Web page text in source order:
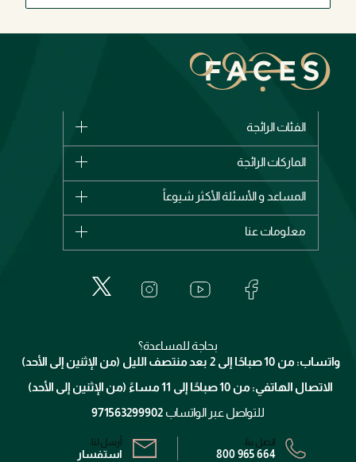
الفئات الرائجة
الأكثر مبيعاً
اشترِ بطاقة هدية
الماركات الرائجة
بربري
إيف سان لوران
المساعد و الأسئلة الأكثر شيوعاً
الإرجاع
معلومات عنا
خدمات المعارض
برنامج الولاء ميوز
الشروط و الأحكام
سياسة الخصوصية
بحاجة للمساعدة؟
واتساب: من 10 صباحًا إلى 2 بعد منتصف الليل (من الإثنين إلى الأحد)
الاتصال الهاتفي: من 10 صباحًا إلى 11 مساءً (من الإثنين إلى الأحد)
للتواصل عبر الواتساب 971563299902
اتصل بنا:
800 965 664
أرسل لنا:
استفسار